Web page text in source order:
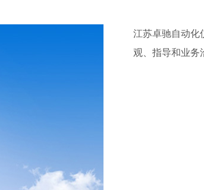
江苏卓驰自动化
观、指导和业务